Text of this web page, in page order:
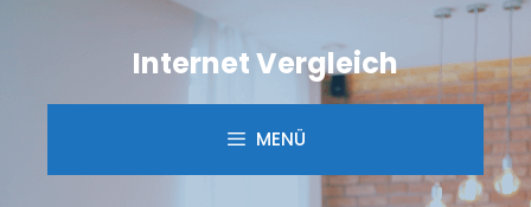
Internet Vergleich
MENÜ